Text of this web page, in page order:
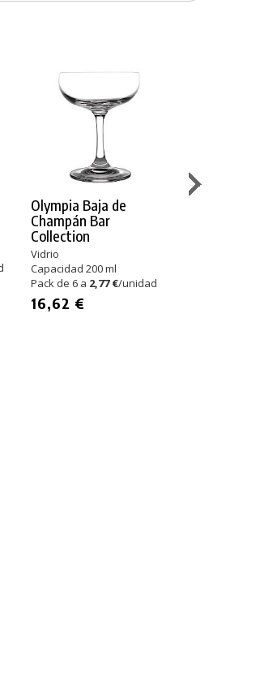
Olympia Baja de
Champán Bar
Collection
Vidrio
Capacidad 200 ml
Pack de 6 a 2,77 €/unidad
16,62 €